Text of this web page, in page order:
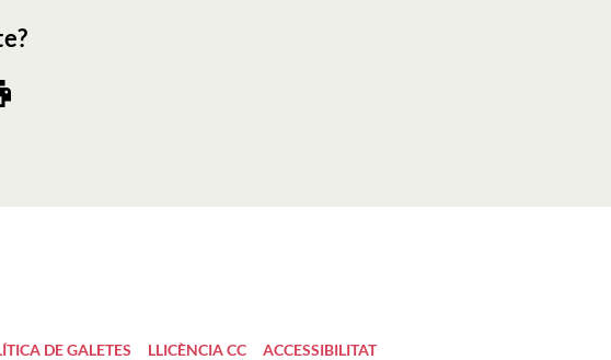
DE GALETES LLICÈNCIA CC ACCESSIBILITAT